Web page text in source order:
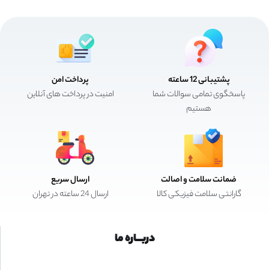
پشتیبانی 12 ساعته
پاسخگوی تمامی سوالات شما
هستیم
پرداخت امن
امنیت در پرداخت های آنلاین
ضمانت سلامت و اصالت
گارانتی سلامت فیزیکی کالا
ارسال سریع
ارسال 24 ساعته در تهران
دربـــاره ما